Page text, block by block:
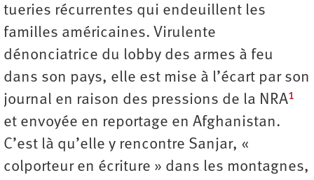
tueries récurrentes qui endeuillent les
familles américaines. Virulente
dénonciatrice du lobby des armes à feu
dans son pays, elle est mise à l’écart par son
journal en raison des pressions de la NRA1
et envoyée en reportage en Afghanistan.
C’est là qu’elle y rencontre Sanjar, «
colporteur en écriture » dans les montagnes,